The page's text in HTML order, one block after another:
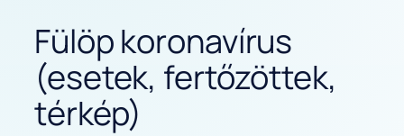
Fülöp koronavírus
(esetek, fertőzöttek,
térkép)